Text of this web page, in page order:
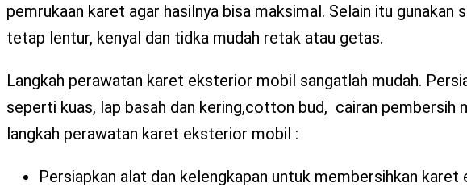
pemrukaan karet agar hasilnya bisa maksimal. Selain itu
tetap lentur, kenyal dan tidka mudah retak atau getas.
Langkah perawatan karet eksterior mobil sangatlah mudah.
seperti kuas, lap basah dan kering,cotton bud, cairan pembersih
langkah perawatan karet eksterior mobil :
Persiapkan alat dan kelengkapan untuk membersihkan